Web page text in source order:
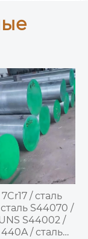
/ сталь
S44070 /
S44002 /
440A / сталь